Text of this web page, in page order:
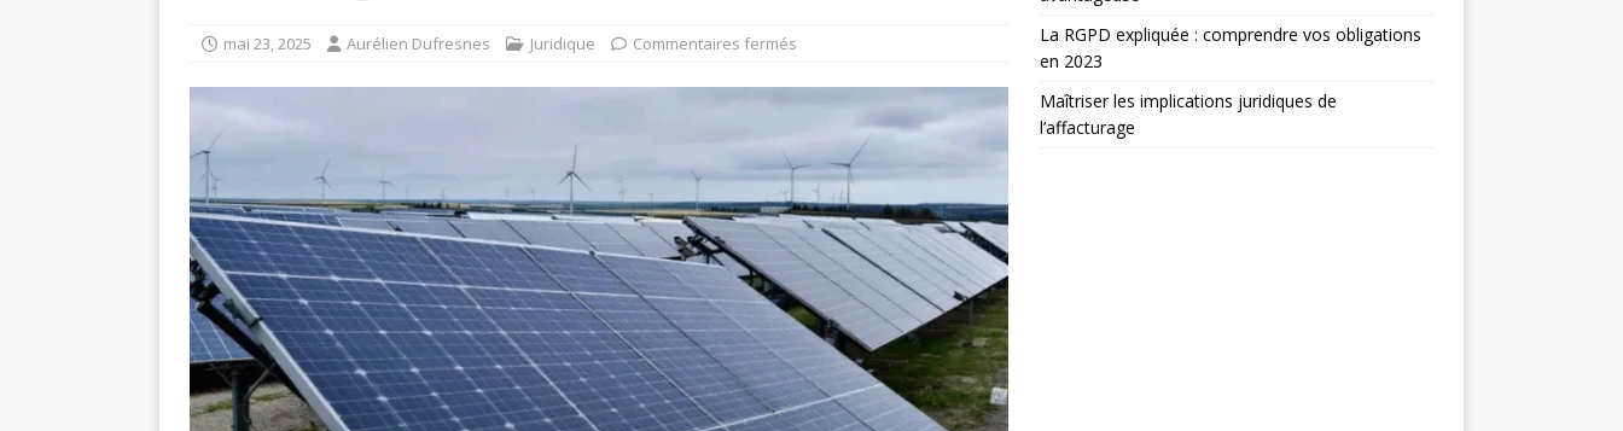
mai 23, 2025 Aurélien Dufresnes Juridique Commentaires fermés
La RGPD expliquée : comprendre vos obligations
en 2023
Maîtriser les implications juridiques de
l’affacturage